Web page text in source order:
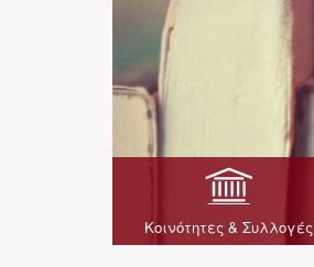
Κοινότητες & Συλλογές